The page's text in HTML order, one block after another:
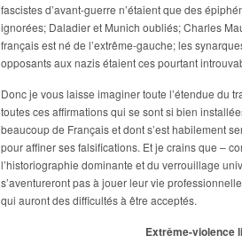
fascistes d’avant-guerre n’étaient que des
ignorées; Daladier et Munich oubliés; Charles
français est né de l’extrême-gauche; les
opposants aux nazis étaient ces pourtant
Donc je vous laisse imaginer toute l’étendue du
toutes ces affirmations qui se sont si bien
beaucoup de Français et dont s’est habilement
pour affiner ses falsifications. Et je crains que –
l’historiographie dominante et du verrouillage
s’aventureront pas à jouer leur vie
qui auront des difficultés à être acceptés.
Extrême-violence